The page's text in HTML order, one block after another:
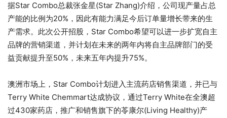
据Star Combo总裁张金星(Star Zhang)介绍，公司现产量占总
产能的比例为20%，因此有能力满足今后订单量增长带来的生
产需求。此次公开招股，Star Combo希望可以进一步扩宽自主
品牌的营销渠道，并计划在未来的两年内将自主品牌部门的受
益贡献提升至50%，未来五年内提升75%。
澳洲市场上，Star Combo计划进入主流药店销售渠道，并已与
Terry White Chemmart达成协议，通过Terry White在全澳超
过430家药店，推广和销售旗下的苓康尔(Living Healthy)产